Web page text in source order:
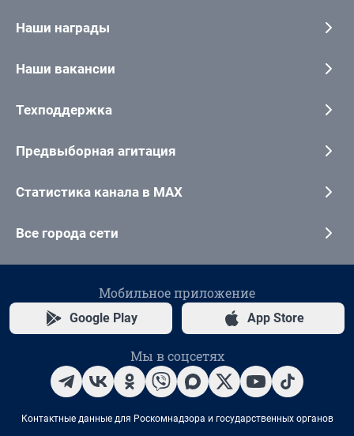
Наши награды
Наши вакансии
Техподдержка
Предвыборная агитация
Статистика канала в MAX
Все города сети
Мобильное приложение
Google Play App Store
Мы в соцсетях
Контактные данные для Роскомнадзора и государственных органов